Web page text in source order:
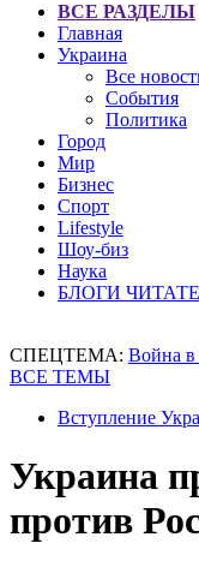
ВСЕ РАЗДЕЛЫ
Главная
Украина
Все
События
Политика
Город
Мир
Бизнес
Спорт
Lifestyle
Шоу-биз
Наука
БЛОГИ
СПЕЦТЕМА: Война
ВСЕ ТЕМЫ
Вступление
Украина
против